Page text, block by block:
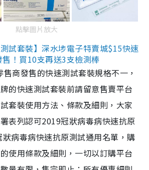
點擊圖片放大
試套裝】深水埗電子特賣城$15快速
！買10支再送3支檢測棒
商發售的快速測試套裝規格不一，
的快速測試套裝前請留意售賣平台
套裝使用方法、條款及細則，大家
表列認可2019冠狀病毒病快速抗原
病毒病快速抗原測試通用名單，購
使用條款及細則，一切以訂購平台